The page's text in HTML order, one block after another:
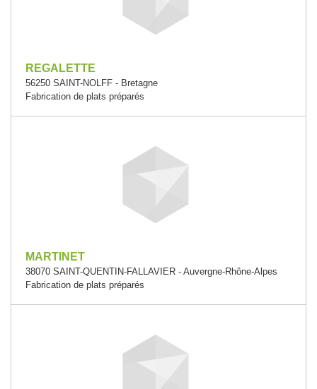
REGALETTE
56250 SAINT-NOLFF - Bretagne
Fabrication de plats préparés
MARTINET
38070 SAINT-QUENTIN-FALLAVIER - Auvergne-Rhône-Alpes
Fabrication de plats préparés